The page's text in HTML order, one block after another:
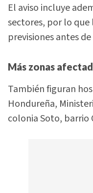
El aviso incluye
sectores, por lo
previsiones antes
Más zonas
También figuran
Hondureña,
colonia Soto, barrio